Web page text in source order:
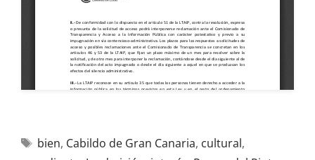
bien, Cabildo de Gran Canaria, cultural,